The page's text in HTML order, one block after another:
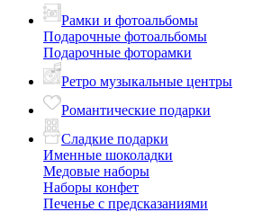
Рамки и фотоальбомы
Подарочные фотоальбомы
Подарочные фоторамки
Ретро музыкальные центры
Романтические подарки
Сладкие подарки
Именные шоколадки
Медовые наборы
Наборы конфет
Печенье с предсказаниями